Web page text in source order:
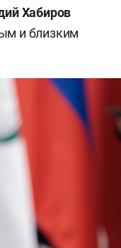
Хабиров
и близким